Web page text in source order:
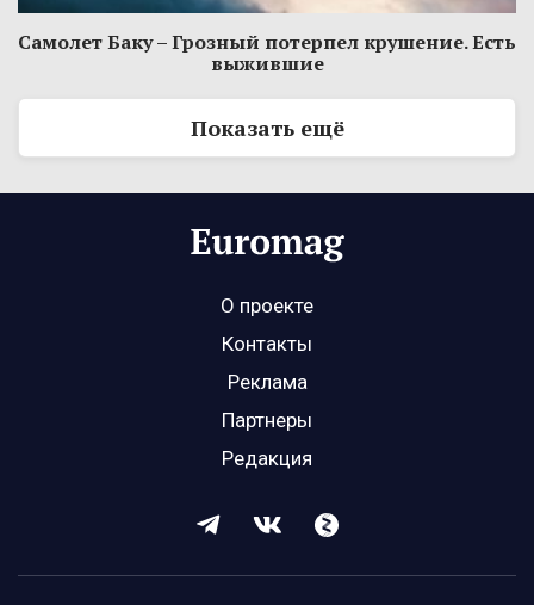
Самолет Баку – Грозный потерпел крушение. Есть
выжившие
Показать ещё
О проекте
Контакты
Реклама
Партнеры
Редакция